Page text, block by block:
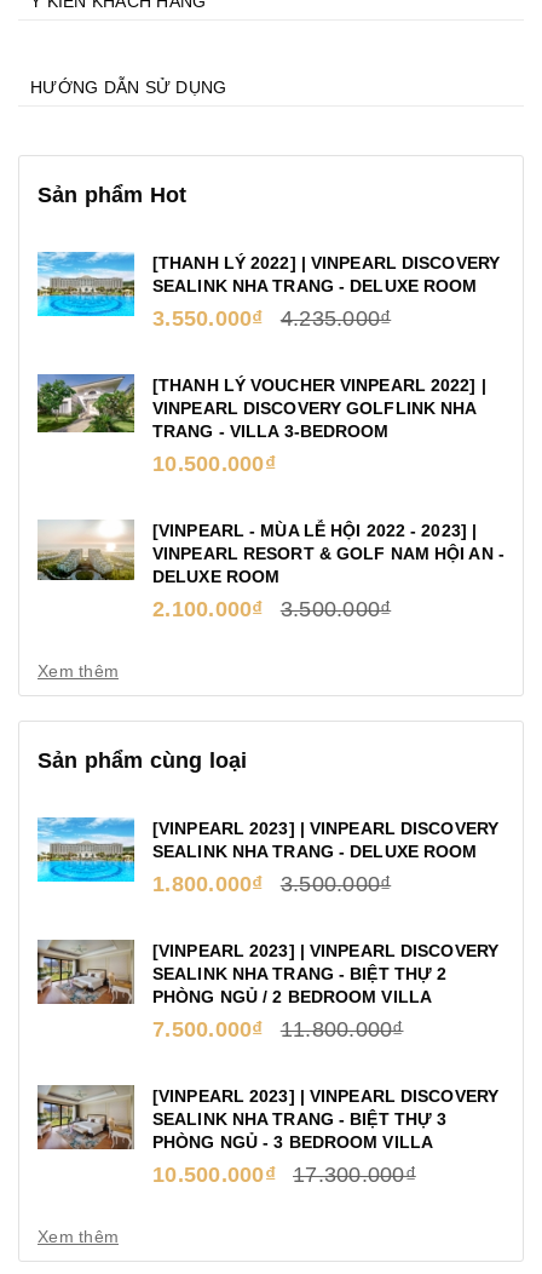
HƯỚNG DẪN SỬ DỤNG
Sản phẩm Hot
[THANH LÝ 2022] | VINPEARL DISCOVERY
SEALINK NHA TRANG - DELUXE ROOM
3.550.000₫ 4.235.000₫
[THANH LÝ VOUCHER VINPEARL 2022] |
VINPEARL DISCOVERY GOLFLINK NHA
TRANG - VILLA 3-BEDROOM
10.500.000₫
[VINPEARL - MÙA LỄ HỘI 2022 - 2023] |
VINPEARL RESORT & GOLF NAM HỘI AN -
DELUXE ROOM
2.100.000₫ 3.500.000₫
Xem thêm
Sản phẩm cùng loại
[VINPEARL 2023] | VINPEARL DISCOVERY
SEALINK NHA TRANG - DELUXE ROOM
1.800.000₫ 3.500.000₫
[VINPEARL 2023] | VINPEARL DISCOVERY
SEALINK NHA TRANG - BIỆT THỰ 2
PHÒNG NGỦ / 2 BEDROOM VILLA
7.500.000₫ 11.800.000₫
[VINPEARL 2023] | VINPEARL DISCOVERY
SEALINK NHA TRANG - BIỆT THỰ 3
PHÒNG NGỦ - 3 BEDROOM VILLA
10.500.000₫ 17.300.000₫
Xem thêm